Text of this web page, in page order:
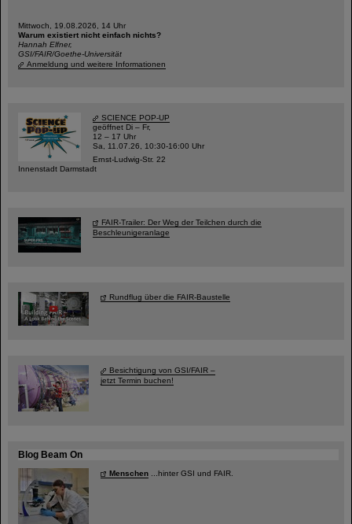
Mittwoch, 19.08.2026, 14 Uhr
Warum existiert nicht einfach nichts?
Hannah Elfner,
GSI/FAIR/Goethe-Universität
Anmeldung und weitere Informationen
SCIENCE POP-UP
geöffnet Di – Fr,
12 – 17 Uhr
Sa, 11.07.26, 10:30-16:00 Uhr
Ernst-Ludwig-Str. 22
Innenstadt Darmstadt
FAIR-Trailer: Der Weg der Teilchen durch die
Beschleunigeranlage
Rundflug über die FAIR-Baustelle
Besichtigung von GSI/FAIR –
jetzt Termin buchen!
Blog Beam On
Menschen ...hinter GSI und FAIR.